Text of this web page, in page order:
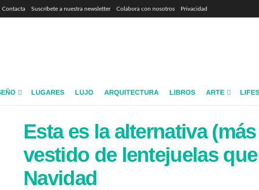
Contacta Suscríbete a nuestra newsletter Colabora con nosotros Privacidad
LUGARES LUJO ARQUITECTURA LIBROS ARTE
Esta es la alternativa
vestido de lentejuelas
Navidad